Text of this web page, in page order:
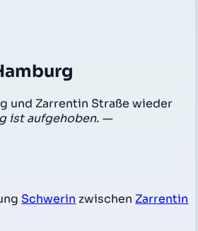
und Zarrentin Straße wieder
ist aufgehoben. —
Schwerin zwischen Zarrentin